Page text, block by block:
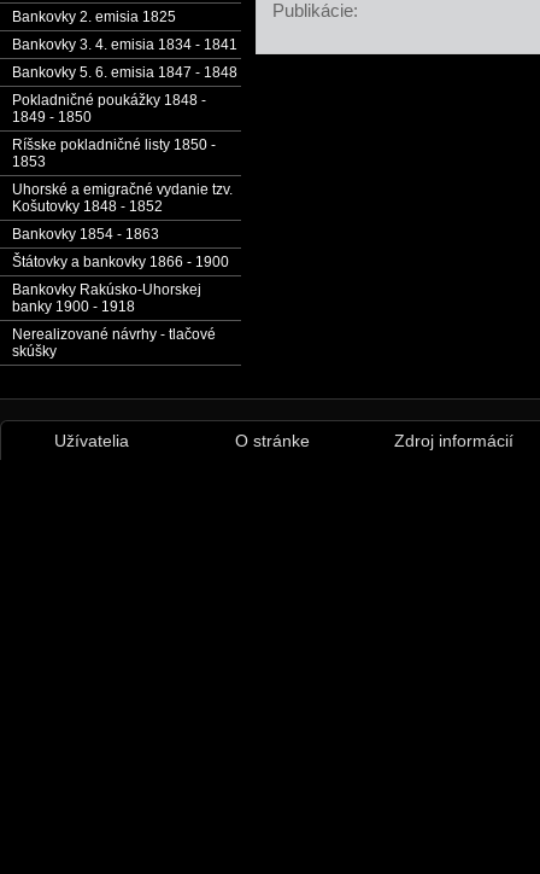
Bankovky 2. emisia 1825
Bankovky 3. 4. emisia 1834 - 1841
Bankovky 5. 6. emisia 1847 - 1848
Pokladničné poukážky 1848 -
1849 - 1850
Ríšske pokladničné listy 1850 -
1853
Uhorské a emigračné vydanie tzv.
Košutovky 1848 - 1852
Bankovky 1854 - 1863
Štátovky a bankovky 1866 - 1900
Bankovky Rakúsko-Uhorskej
banky 1900 - 1918
Nerealizované návrhy - tlačové
skúšky
Publikácie:
Užívatelia O stránke Zdroj informácií